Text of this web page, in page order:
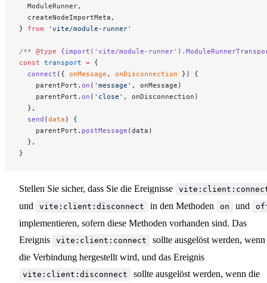
  ModuleRunner,
  createNodeImportMeta,
} from 'vite/module-runner'
/** @type {import('vite/module-
const transport = {
  connect
({ onMessage , onDisconnection }) {
    parentPort.
on ( 'message' , onMessage)
    parentPort.
on ( 'close' , onDisconnection)
  },
  send
(data ) {
    parentPort.
postMessage (data)
  },
}
Stellen Sie sicher, dass Sie die Ereignisse
und vite:client:disconnect in den Methoden on und
implementieren, sofern diese Methoden vorhanden sind. Das
Ereignis
vite:client:connect
sollte ausgelöst werden, wenn
die Verbindung hergestellt wird, und das Ereignis
vite:client:disconnect
sollte ausgelöst werden, wenn die